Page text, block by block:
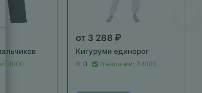
4000
от 3 288 ₽
Кигуруми единорог
0 В наличии: 24000